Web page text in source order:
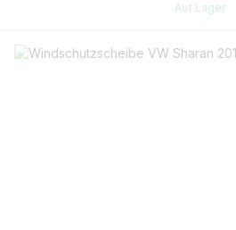
Auf Lager